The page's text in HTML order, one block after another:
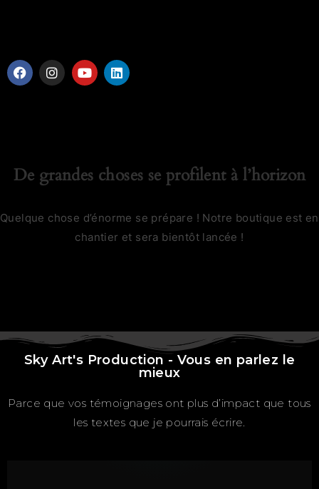
De grandes choses se profilent à l’horizon
Quelque chose d’énorme se prépare ! Notre boutique est en
chantier et sera bientôt lancée !
Sky Art's Production - Vous en parlez le
mieux
Parce que vos témoignages ont plus d’impact que tous
les textes que je pourrais écrire.